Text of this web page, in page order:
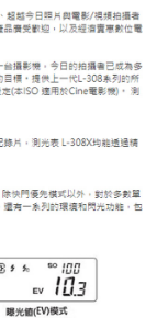
銀行
式。 讓您購物簡單